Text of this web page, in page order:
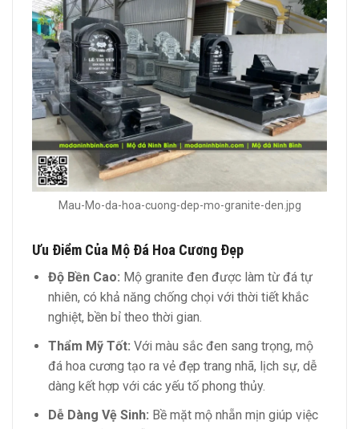
Mau-Mo-da-hoa-cuong-dep-mo-granite-den.jpg
Ưu Điểm Của Mộ Đá Hoa Cương Đẹp
Độ Bền Cao: Mộ granite đen được làm từ đá tự
nhiên, có khả năng chống chọi với thời tiết khắc
nghiệt, bền bỉ theo thời gian.
Thẩm Mỹ Tốt: Với màu sắc đen sang trọng, mộ
đá hoa cương tạo ra vẻ đẹp trang nhã, lịch sự, dễ
dàng kết hợp với các yếu tố phong thủy.
Dễ Dàng Vệ Sinh: Bề mặt mộ nhẵn mịn giúp việc